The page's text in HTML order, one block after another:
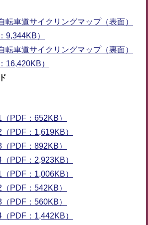
転車道サイクリングマップ（表面）
9,344KB）
転車道サイクリングマップ（裏面）
16,420KB）
PDF：652KB）
PDF：1,619KB）
PDF：892KB）
PDF：2,923KB）
PDF：1,006KB）
PDF：542KB）
PDF：560KB）
PDF：1,442KB）